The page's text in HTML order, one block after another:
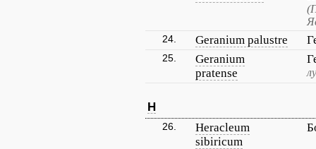
24. Geranium palustre
25.
Geranium
pratense
H
26.
Heracleum
sibiricum